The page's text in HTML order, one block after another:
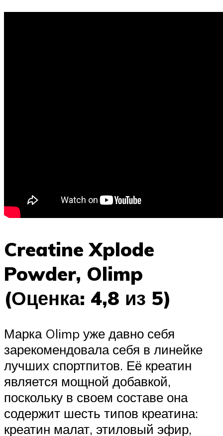
Creatine Xplode
Powder, Olimp
(Оценка: 4,8 из 5)
Марка Olimp уже давно себя
зарекомендовала себя в линейке
лучших спортпитов. Её креатин
является мощной добавкой,
поскольку в своем составе она
содержит шесть типов креатина:
креатин малат, этиловый эфир,